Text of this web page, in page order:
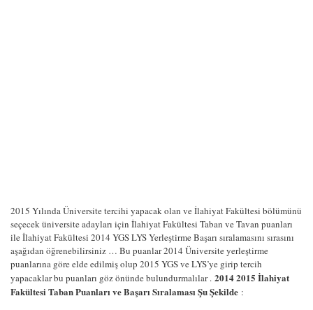
2015 Yılında Üniversite tercihi yapacak olan ve İlahiyat Fakültesi bölümünü
seçecek üniversite adayları için İlahiyat Fakültesi Taban ve Tavan puanları
ile İlahiyat Fakültesi 2014 YGS LYS Yerleştirme Başarı sıralamasını sırasını
aşağıdan öğrenebilirsiniz … Bu puanlar 2014 Üniversite yerleştirme
puanlarına göre elde edilmiş olup 2015 YGS ve LYS’ye girip tercih
yapacaklar bu puanları göz önünde bulundurmalılar . 2014 2015 İlahiyat
Fakültesi Taban Puanları ve Başarı Sıralaması Şu Şekilde :